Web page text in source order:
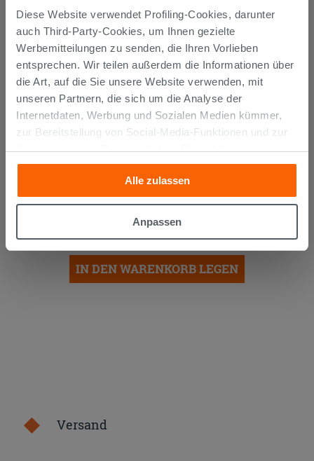
Diese Website verwendet Profiling-Cookies, darunter
auch Third-Party-Cookies, um Ihnen gezielte
Werbemitteilungen zu senden, die Ihren Vorlieben
entsprechen. Wir teilen außerdem die Informationen über
die Art, auf die Sie unsere Website verwenden, mit
unseren Partnern, die sich um die Analyse der
Internetdaten, Werbung und Sozialen Medien kümmer,
zur Bereitstellung von Social-Media-Funktionen und zur
Analyse unseres Datenverkehrs. Diese könnten sie mit
anderen Informationen, die Sie ihnen geliefert haben oder
die sie aufgrund Ihrer Verwendung ihrer Dienste
gesammelt haben, kombinieren. Falls Sie mehr wissen
möchten oder Ihre Zustimmung zu allen oder einigen
Zustimmung kann durch Klicken auf die Schaltfläche
„Cookies akzeptieren“ gegeben werden. Wenn Sie auf
die Schaltfläche "X" klicken, können Sie das Surfen erst
Alle zulassen
Anpassen
Paar Füße für AVIVO-
Badezimmermöbel H13,5 cm, matt
60,00 € /STK.
IN DEN WARENKORB LEGEN
Versand